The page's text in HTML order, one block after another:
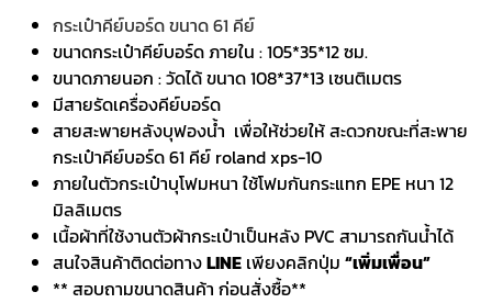
กระเป๋าคีย์บอร์ด ขนาด 61 คีย์
ขนาดกระเป๋าคีย์บอร์ด ภายใน : 105*35*12 ซม.
ขนาดภายนอก : วัดได้ ขนาด 108*37*13 เซนติเมตร
มีสายรัดเครื่องคีย์บอร์ด
สายสะพายหลังบุฟองน้ำ เพื่อให้ช่วยให้ สะดวกขณะที่สะพาย
กระเป๋าคีย์บอร์ด61 คีย์ roland xps-10
ภายในตัวกระเป๋าบุโฟมหนา ใช้โฟมกันกระแทก EPE หนา 12
มิลลิเมตร
เนื้อผ้าที่ใช้งานตัวผ้ากระเป๋าเป็นหลัง PVC สามารถกันน้ำได้
สนใจสินค้าติดต่อทางLINE เพียงคลิกปุ่ม “เพิ่มเพื่อน”
** สอบถามขนาดสินค้า ก่อนสั่งซื้อ**